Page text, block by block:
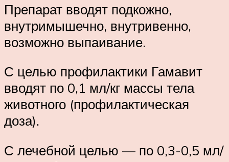
Препарат вводят подкожно,
внутримышечно, внутривенно,
возможно выпаивание.
С целью профилактики Гамавит
вводят по 0,1 мл/кг массы тела
животного (профилактическая
доза).
С лечебной целью — по 0,3-0,5 мл/